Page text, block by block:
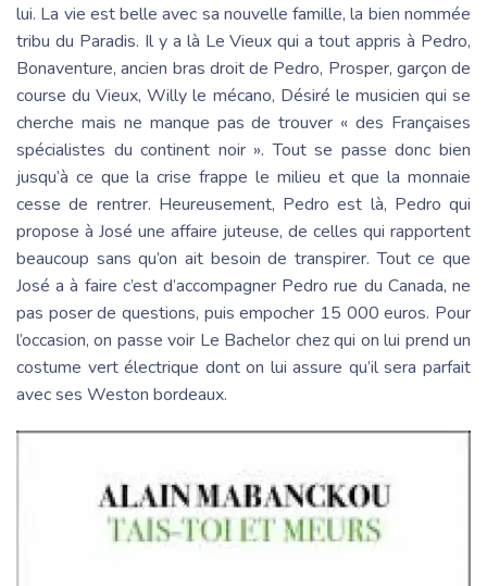
lui. La vie est belle avec sa nouvelle famille, la bien nommée
tribu du Paradis. Il y a là Le Vieux qui a tout appris à Pedro,
Bonaventure, ancien bras droit de Pedro, Prosper, garçon de
course du Vieux, Willy le mécano, Désiré le musicien qui se
cherche mais ne manque pas de trouver « des Françaises
spécialistes du continent noir ». Tout se passe donc bien
jusqu’à ce que la crise frappe le milieu et que la monnaie
cesse de rentrer. Heureusement, Pedro est là, Pedro qui
propose à José une affaire juteuse, de celles qui rapportent
beaucoup sans qu’on ait besoin de transpirer. Tout ce que
José a à faire c’est d’accompagner Pedro rue du Canada, ne
pas poser de questions, puis empocher 15 000 euros. Pour
l’occasion, on passe voir Le Bachelor chez qui on lui prend un
costume vert électrique dont on lui assure qu’il sera parfait
avec ses Weston bordeaux.